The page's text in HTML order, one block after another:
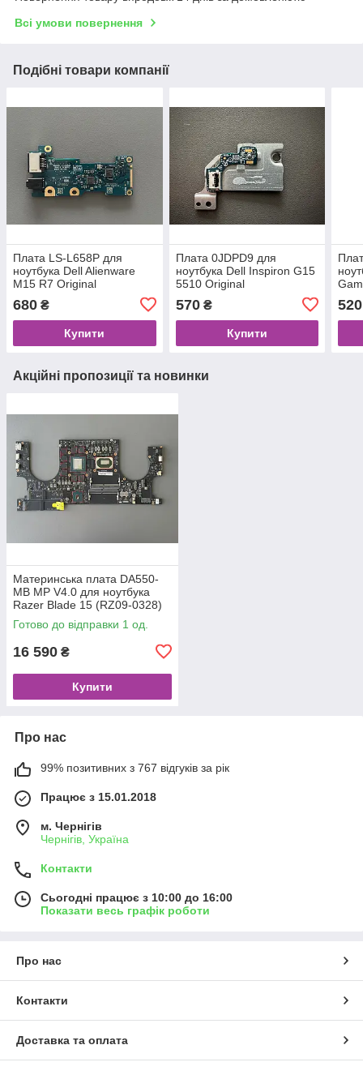
Всі умови повернення
Подібні товари компанії
Плата LS-L658P для
ноутбука Dell Alienware
M15 R7 Original
680 ₴
Купити
Плата 0JDPD9 для
ноутбука Dell Inspiron G15
5510 Original
570₴
Купити
520
Акційні пропозиції та новинки
Материнська плата DA550-
MB MP V4.0 для ноутбука
Razer Blade 15 (RZ09-0328)
Original
Готово до відправки 1 од.
16 590 ₴
Купити
Про нас
99% позитивних з 767 відгуків за рік
Працює з 15.01.2018
м. Чернігів
Чернігів, Україна
Контакти
Сьогодні працює з 10:00 до 16:00
Показати весь графік роботи
Про нас
Контакти
Доставка та оплата